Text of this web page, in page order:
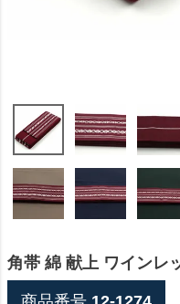
角帯 綿 献上 ワインレ